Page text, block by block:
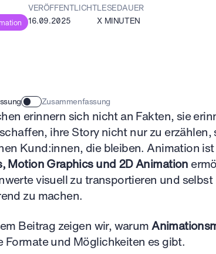
VERÖFFENTLICHT
16.09.2025
LESEDAUER
X MINUTEN
Zusammenfassung
erinnern sich nicht an Fakten, sie
ihre Story nicht nur zu
Kund:innen, die bleiben. Animation
Motion Graphics und 2D Animation
visuell zu transportieren und
zu machen.
Beitrag zeigen wir, warum
Formate und Möglichkeiten es gibt.